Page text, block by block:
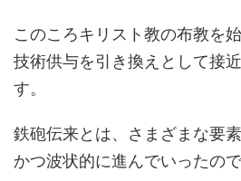
このころキリスト教の布教を
技術供与を引き換えとして接
す。
鉄砲伝来とは、さまざまな要
かつ波状的に進んでいったので